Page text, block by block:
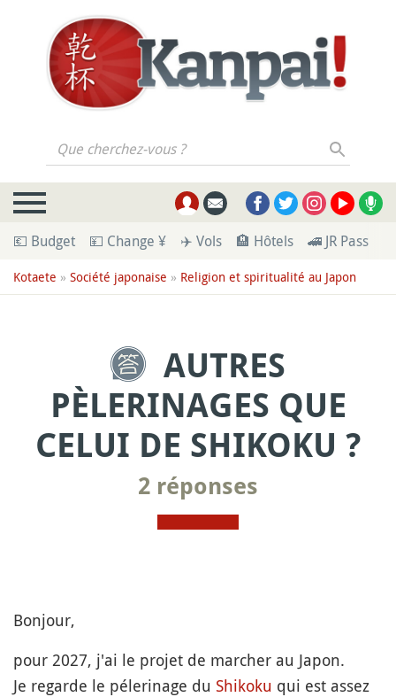
Que cherchez-vous ?
💶 Budget 💴 Change ¥ ✈️ Vols 🏨 Hôtels 🚄 JR Pass
Kotaete » Société japonaise » Religion et spiritualité au Japon
AUTRES
PÈLERINAGES QUE
CELUI DE SHIKOKU ?
2 réponses
Bonjour,
pour 2027, j'ai le projet de marcher au Japon.
Je regarde le pélerinage du Shikoku qui est assez